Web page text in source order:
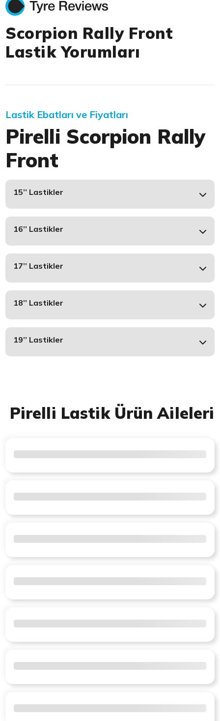
Scorpion Rally Front
Lastik Yorumları
Lastik Ebatları ve Fiyatları
Pirelli Scorpion Rally
Front
15’’ Lastikler
16’’ Lastikler
17’’ Lastikler
18’’ Lastikler
19’’ Lastikler
Pirelli Lastik Ürün Aileleri